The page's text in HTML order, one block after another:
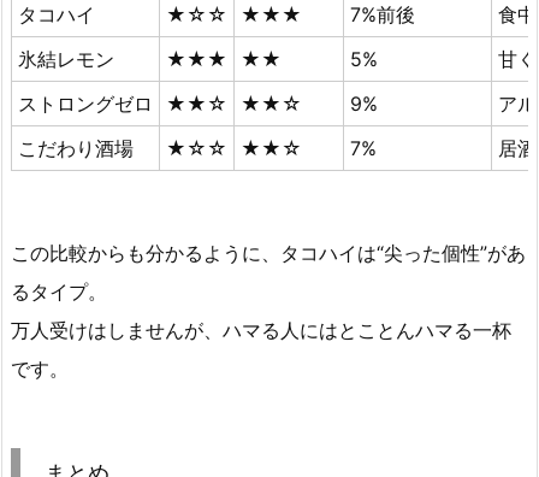
タコハイ
★☆☆ ★★★ 7%前後
食
氷結レモン
★★★ ★★ 5%
甘
ストロングゼロ
★★☆ ★★☆ 9%
ア
こだわり酒場
★☆☆ ★★☆ 7% 居
この比較からも分かるように、タコハイは“尖った個性”があ
るタイプ。
万人受けはしませんが、ハマる人にはとことんハマる一杯
です。